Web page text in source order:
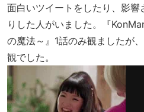
面白いツイートをしたり、影響
りした人がいました。『
の魔法～』1話のみ観ましたが
観でした。